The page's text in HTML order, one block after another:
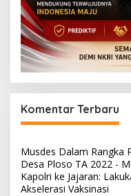
Komentar Terbaru
Musdes Dalam Rangka
Desa Ploso TA 2022 -
Kapolri ke Jajaran:
Akselerasi Vaksinasi